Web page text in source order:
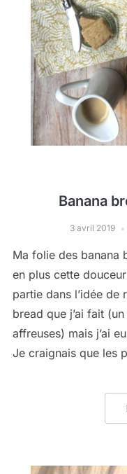
Banana
3 avril 2019
Ma folie des banana
en plus cette
partie dans l’idée de
bread que j’ai fait
affreuses) mais j’ai
Je craignais que les